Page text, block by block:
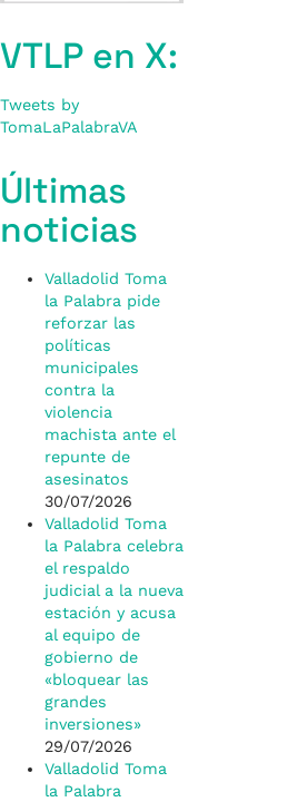
VTLP en X:
Tweets by
TomaLaPalabraVA
Últimas
noticias
Valladolid Toma
la Palabra pide
reforzar las
políticas
municipales
contra la
violencia
machista ante el
repunte de
asesinatos
30/07/2026
Valladolid Toma
la Palabra celebra
el respaldo
judicial a la nueva
estación y acusa
al equipo de
gobierno de
«bloquear las
grandes
inversiones»
29/07/2026
Valladolid Toma
la Palabra